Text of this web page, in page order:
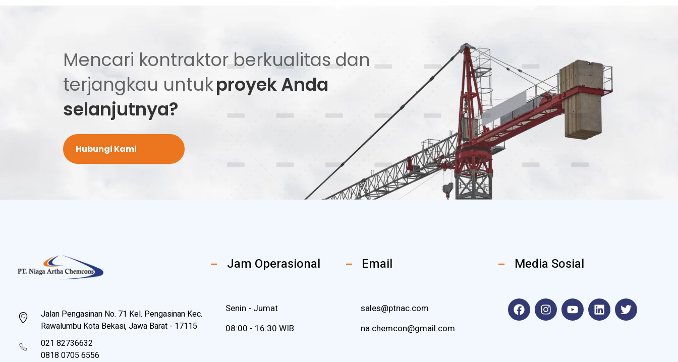
Mencari kontraktor berkualitas dan
terjangkau untukproyek Anda
selanjutnya?
Hubungi Kami
Jalan Pengasinan No. 71 Kel. Pengasinan Kec.
Rawalumbu Kota Bekasi, Jawa Barat - 17115
021 82736632
0818 0705 6556
Jam Operasional
Senin - Jumat
08:00 - 16:30 WIB
Email
sales@ptnac.com
na.chemcon@gmail.com
Media Sosial